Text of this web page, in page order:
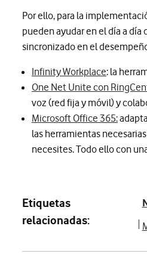
Por ello, para la
pueden ayudar en el día a
sincronizado en el
Infinity Workplace: la
One Net Unite con
voz (red fija y móvil) y
Microsoft Office 365:
las herramientas
necesites. Todo ello con
Etiquetas
relacionadas: